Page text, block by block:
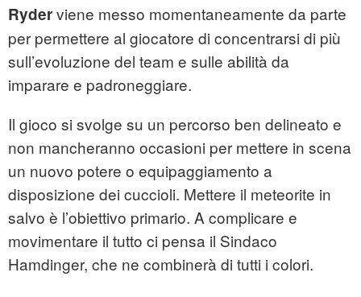
Ryderviene messo momentaneamente da parte
per permettere al giocatore di concentrarsi di più
sull’evoluzione del team e sulle abilità da
imparare e padroneggiare.
Il gioco si svolge su un percorso ben delineato e
non mancheranno occasioni per mettere in scena
un nuovo potere o equipaggiamento a
disposizione dei cuccioli. Mettere il meteorite in
salvo è l’obiettivo primario. A complicare e
movimentare il tutto ci pensa il Sindaco
Hamdinger, che ne combinerà di tutti i colori.